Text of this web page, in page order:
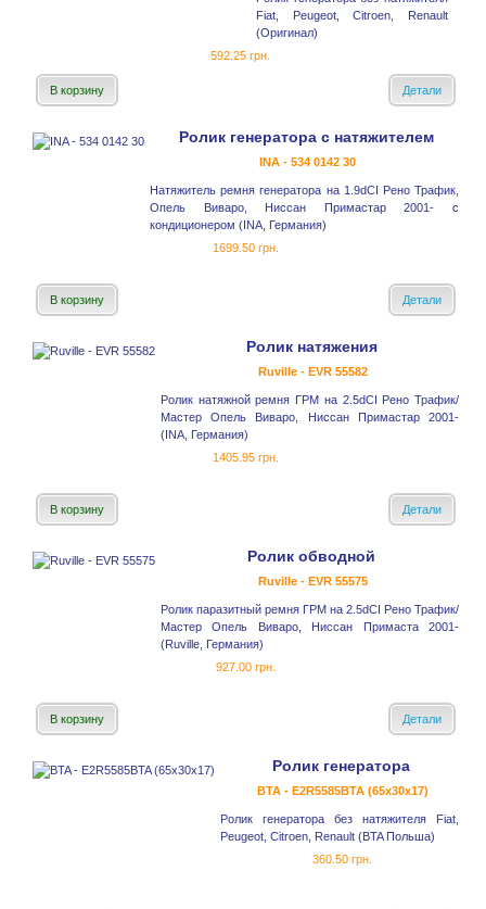
Fiat, Peugeot, Citroen, Renault
(Оригинал)
592.25 грн.
В корзину Детали
Ролик генератора с натяжителем
INA - 534 0142 30
Натяжитель ремня генератора на 1.9dCI Рено Трафик,
Опель Виваро, Ниссан Примастар 2001- с
кондиционером (INA, Германия)
1699.50 грн.
В корзину Детали
Ролик натяжения
Ruville - EVR 55582
Ролик натяжной ремня ГРМ на 2.5dCI Рено Трафик/
Мастер Опель Виваро, Ниссан Примастар 2001-
(INA, Германия)
1405.95 грн.
В корзину Детали
Ролик обводной
Ruville - EVR 55575
Ролик паразитный ремня ГРМ на 2.5dCI Рено Трафик/
Мастер Опель Виваро, Ниссан Примаста 2001-
(Ruville, Германия)
927.00 грн.
В корзину Детали
Ролик генератора
BTA - E2R5585BTA (65x30x17)
Ролик генератора без натяжителя Fiat,
Peugeot, Citroen, Renault (BTA Польша)
360.50 грн.